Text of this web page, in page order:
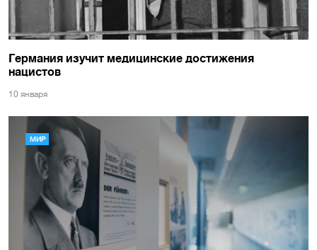
Германия изучит медицинские достижения
нацистов
10 января
МИР